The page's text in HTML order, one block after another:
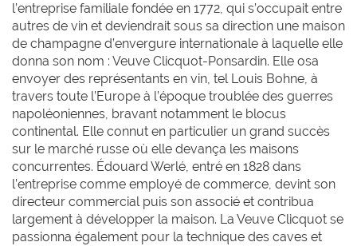
l’entreprise familiale fondée en 1772, qui s’occupait entre
autres de vin et deviendrait sous sa direction une maison
de champagne d’envergure internationale à laquelle elle
donna son nom : Veuve Clicquot-Ponsardin. Elle osa
envoyer des représentants en vin, tel Louis Bohne, à
travers toute l’Europe à l’époque troublée des guerres
napoléoniennes, bravant notamment le blocus
continental. Elle connut en particulier un grand succès
sur le marché russe où elle devança les maisons
concurrentes. Édouard Werlé, entré en 1828 dans
l’entreprise comme employé de commerce, devint son
directeur commercial puis son associé et contribua
largement à développer la maison. La Veuve Clicquot se
passionna également pour la technique des caves et